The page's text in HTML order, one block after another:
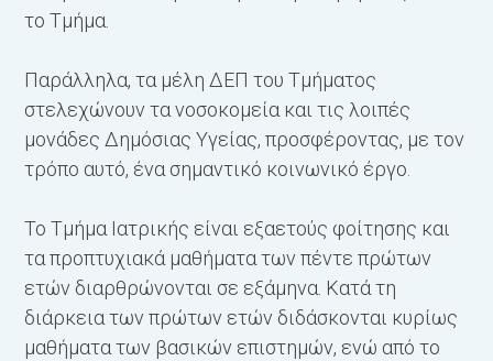
το Τμήμα.
Παράλληλα, τα μέλη ΔΕΠ του Τμήματος
στελεχώνουν τα νοσοκομεία και τις λοιπές
μονάδες Δημόσιας Υγείας, προσφέροντας, με τον
τρόπο αυτό, ένα σημαντικό κοινωνικό έργο.
Το Τμήμα Ιατρικής είναι εξαετούς φοίτησης και
τα προπτυχιακά μαθήματα των πέντε πρώτων
ετών διαρθρώνονται σε εξάμηνα. Κατά τη
διάρκεια των πρώτων ετών διδάσκονται κυρίως
μαθήματα των βασικών επιστημών, ενώ από το